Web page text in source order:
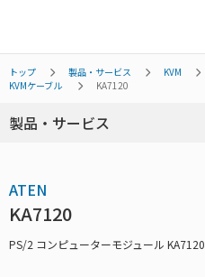
トップ 製品・サービス KVM
KVMケーブル
KA7120
製品・サービス
ATEN
KA7120
PS/2 コンピューターモジュール KA7120